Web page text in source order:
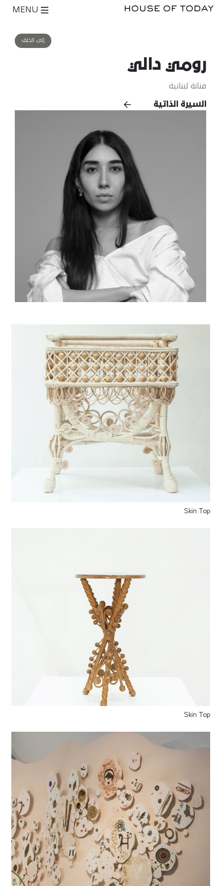
إلى الخلف
رومي دالي
فنانة لبنانية
السيرة الذاتية
Skin Top
Skin Top